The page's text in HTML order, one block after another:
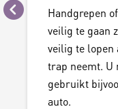
Vorige Handgrepen
veilig te gaan
veilig te lopen
trap neemt. U
gebruikt
auto.